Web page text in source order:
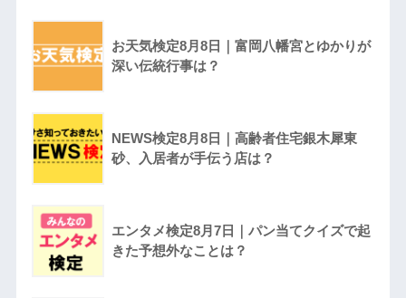
お天気検定8月8日｜富岡八幡宮とゆかりが
深い伝統行事は？
NEWS検定8月8日｜高齢者住宅銀木犀東
砂、入居者が手伝う店は？
エンタメ検定8月7日｜パン当てクイズで起
きた予想外なことは？